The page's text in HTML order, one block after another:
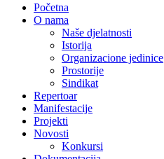
Početna
O nama
Naše djelatnosti
Istorija
Organizacione jedinice
Prostorije
Sindikat
Repertoar
Manifestacije
Projekti
Novosti
Konkursi